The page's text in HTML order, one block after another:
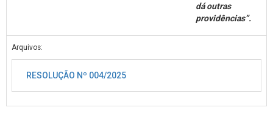
dá outras
providências”.
Arquivos:
RESOLUÇÃO Nº 004/2025